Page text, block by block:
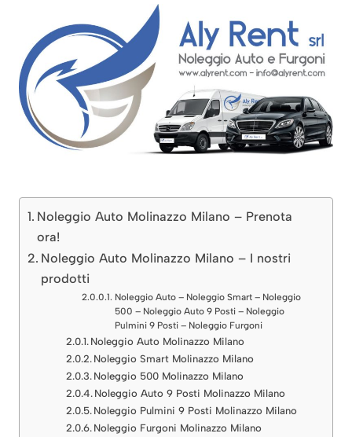
Noleggio Auto Molinazzo Milano – Prenota
ora!
Noleggio Auto Molinazzo Milano – I nostri
prodotti
Noleggio Auto – Noleggio Smart – Noleggio
500 – Noleggio Auto 9 Posti – Noleggio
Pulmini 9 Posti – Noleggio Furgoni
Noleggio Auto Molinazzo Milano
Noleggio Smart Molinazzo Milano
Noleggio 500 Molinazzo Milano
Noleggio Auto 9 Posti Molinazzo Milano
Noleggio Pulmini 9 Posti Molinazzo Milano
Noleggio Furgoni Molinazzo Milano